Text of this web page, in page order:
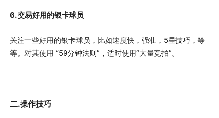
6. 交易好用的银卡球员
关注一些好用的银卡球员，比如速度快，强壮，5星技巧，等
等。对其使用 “59分钟法则”，适时使用“大量竞拍”。
二.操作技巧